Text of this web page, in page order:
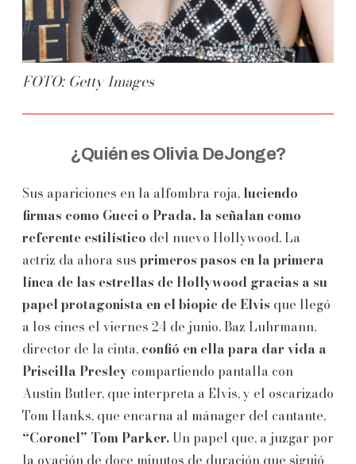
FOTO: Getty Images
¿Quién es Olivia DeJonge?
Sus apariciones en la alfombra roja, luciendo
firmas como Gucci o Prada, la señalan como
referente estilístico del nuevo Hollywood. La
actriz da ahora sus primeros pasos en la primera
línea de las estrellas de Hollywood gracias a su
papel protagonista en el biopic de Elvis que llegó
a los cines el viernes 24 de junio. Baz Luhrmann,
director de la cinta, confió en ella para dar vida a
Priscilla Presley compartiendo pantalla con
Austin Butler, que interpreta a Elvis, y el oscarizado
Tom Hanks, que encarna al mánager del cantante,
“Coronel” Tom Parker. Un papel que, a juzgar por